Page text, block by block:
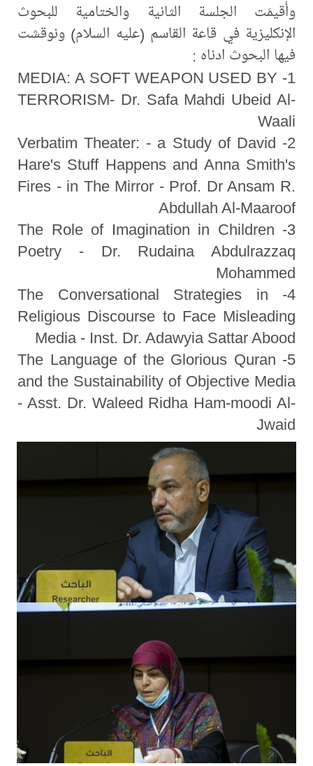
وأُقيمَت الجلسة الثانية والختامية للبحوث
الإنكليزية في قاعة القاسم (عليه السلام) ونوقشت
فيها البحوث ادناه :
1- MEDIA: A SOFT WEAPON USED BY
TERRORISM- Dr. Safa Mahdi Ubeid Al-
Waali
2- Verbatim Theater: - a Study of David
Hare's Stuff Happens and Anna Smith's
Fires - in The Mirror - Prof. Dr Ansam R.
Abdullah Al-Maaroof
3- The Role of Imagination in Children
Poetry - Dr. Rudaina Abdulrazzaq
Mohammed
4- The Conversational Strategies in
Religious Discourse to Face Misleading
Media - Inst. Dr. Adawyia Sattar Abood
5- The Language of the Glorious Quran
and the Sustainability of Objective Media
- Asst. Dr. Waleed Ridha Ham-moodi Al-
Jwaid